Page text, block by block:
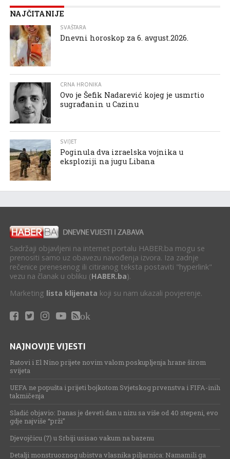
NAJČITANIJE
SVAŠTARA
Dnevni horoskop za 6. avgust.2026.
CRNA HRONIKA
Ovo je Šefik Nadarević kojeg je usmrtio
sugrađanin u Cazinu
SVIJET
Poginula dva izraelska vojnika u
eksploziji na jugu Libana
Sadržaji objavljeni na internet portalu HABER.ba mogu se
prenositi samo uz obavezu navođenja izvora. Iza zadnje
rečenice prenesenog ili citiranog teksta postaviti "hyperlink"
vezu na članak u obliku (HABER.ba).
Marketing lista klijenata koji su nam ukazali povjerenje.
ok
NAJNOVIJE VIJESTI
Ratovi i El Nino prijete novim valom poskupljenja hrane širom
svijeta
UEFA ne popušta i prijeti bojkotom Svjetskog prvenstva i FIFA-inih
takmičenja
Sladić objavio: Danas je deveti dan u nizu sa više od 40 stepeni, evo
gdje najviše “prži”
Djevojčicu (7) u Srbiji usisao vakum na bazenu
Detalji monstruoznog ubistva vlasnika piljarnica: Namamili ga